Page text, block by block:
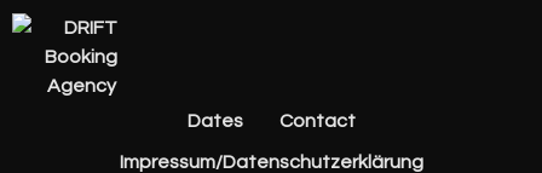
Dates Contact
Impressum/Datenschutzerklärung